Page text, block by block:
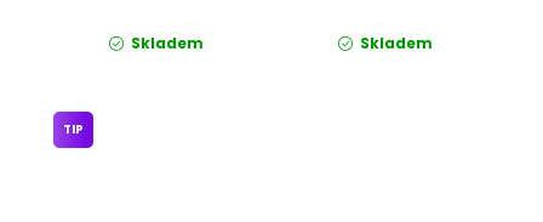
Skladem Skladem
TIP